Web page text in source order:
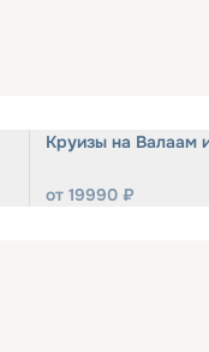
Круизы на Валаам
от 19990 ₽